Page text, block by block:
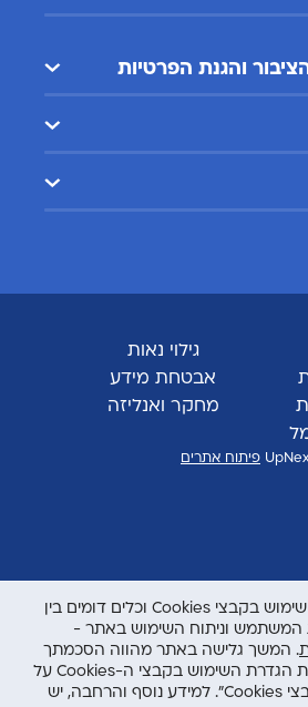
והגנת הפרטיות
גילוי נאות
אבטחת מידע
מחקר ואנליזה
פיתוח אתרים
לידיעתך, באתר זה נעשה שימוש בקבצי Cookies וכלים דומים בין
המשתמש וניתוח השימוש באתר -
. המשך גלישה באתר מהווה הסכמתך
לכך. באפשרותך לשנות את הגדרת השימוש בקבצי ה-Cookies על
ידי לחיצה על "העדפות קבצי Cookies". למידע נוסף והרחבה, יש